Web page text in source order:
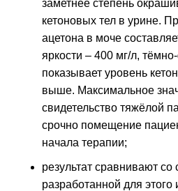
заметнее степень
кетоновых тел в урине.
ацетона в моче
яркости – 400 мг/л,
показывает уровень
выше. Максимальное
свидетельство тяжёлой
срочно помещение
начала терапии;
результат сравнивают
разработанной для этого